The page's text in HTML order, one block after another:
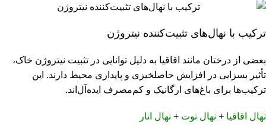
ترکیب با نهال‌های تثبیت‌کننده نیتروژن
بعضی از درختان مانند اقاقیا به دلیل توانایی در تثبیت نیتروژن خاک،
تأثیر بسزایی در افزایش حاصلخیزی و پایداری محیط دارند. این
ترکیب‌ها برای باغ‌های ارگانیک و کم‌مصرف ایده‌آل‌اند.
نهال اقاقیا + نهال توت + نهال انار